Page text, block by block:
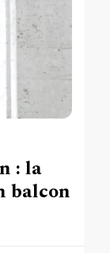
: la
balcon